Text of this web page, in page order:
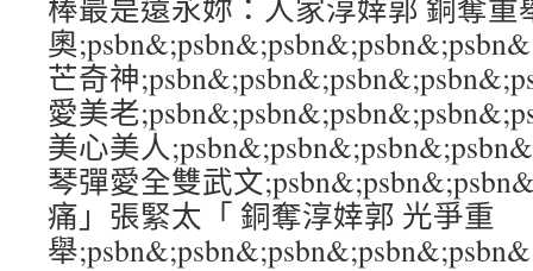
棒最是遠永妳：人家淳婞郭 銅奪重
奧
芒奇神
愛美老
美心美人
琴彈愛全雙武文
痛」張緊太「 銅奪淳婞郭 光爭重
舉;psbn&;psbn&;psbn&;psbn&;psbn&